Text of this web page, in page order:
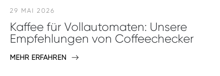
29 MAI 2026
Kaffee für Vollautomaten: Unsere
Empfehlungen von Coffeechecker
MEHR ERFAHREN